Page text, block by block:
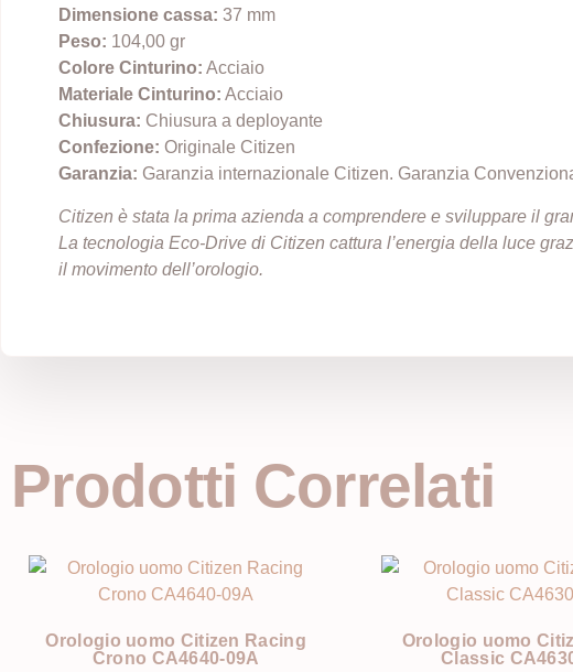
Dimensione cassa: 37 mm
Peso: 104,00 gr
Colore Cinturino: Acciaio
Materiale Cinturino: Acciaio
Chiusura: Chiusura a deployante
Confezione: Originale Citizen
Garanzia: Garanzia internazionale Citizen. Garanzia
Citizen è stata la prima azienda a comprendere e sviluppare il
La tecnologia Eco-Drive di Citizen cattura l’energia della luce
il movimento dell’orologio.
Prodotti Correlati
Orologio uomo Citizen Racing
Crono CA4640-09A
Orologio uomo
Classic